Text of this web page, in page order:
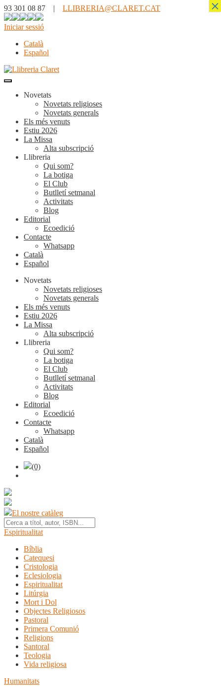
93 301 08 87 | LLIBRERIA@CLARET.CAT
Iniciar sessió
Català
Español
Novetats
Novetats religioses
Novetats generals
Els més venuts
Estiu 2026
La Missa
Alta subscripció
Llibreria
Qui som?
La botiga
El Club
Butlletí setmanal
Activitats
Blog
Editorial
Ecoedició
Contacte
Whatsapp
Català
Español
Novetats
Novetats religioses
Novetats generals
Els més venuts
Estiu 2026
La Missa
Alta subscripció
Llibreria
Qui som?
La botiga
El Club
Butlletí setmanal
Activitats
Blog
Editorial
Ecoedició
Contacte
Whatsapp
Català
Español
(0)
El nostre catàleg
Espiritualitat
Bíblia
Catequesi
Cristologia
Eclesiologia
Espiritualitat
Litúrgia
Mort i Dol
Objectes Religiosos
Pastoral
Primera Comunió
Religions
Santoral
Teologia
Vida religiosa
Humanitats
×